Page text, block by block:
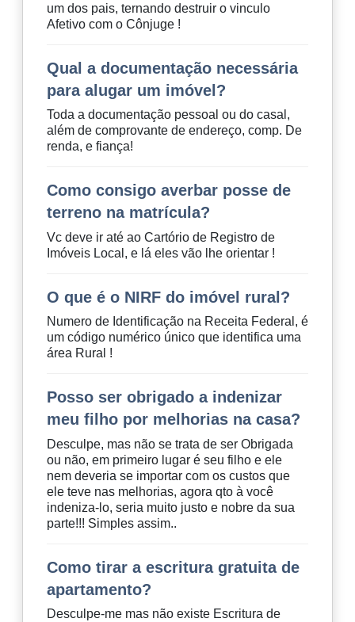
um dos pais, ternando destruir o vinculo
Afetivo com o Cônjuge !
Qual a documentação necessária
para alugar um imóvel?
Toda a documentação pessoal ou do casal,
além de comprovante de endereço, comp. De
renda, e fiança!
Como consigo averbar posse de
terreno na matrícula?
Vc deve ir até ao Cartório de Registro de
Imóveis Local, e lá eles vão lhe orientar !
O que é o NIRF do imóvel rural?
Numero de Identificação na Receita Federal, é
um código numérico único que identifica uma
área Rural !
Posso ser obrigado a indenizar
meu filho por melhorias na casa?
Desculpe, mas não se trata de ser Obrigada
ou não, em primeiro lugar é seu filho e ele
nem deveria se importar com os custos que
ele teve nas melhorias, agora qto à você
indeniza-lo, seria muito justo e nobre da sua
parte!!! Simples assim..
Como tirar a escritura gratuita de
apartamento?
Desculpe-me mas não existe Escritura de